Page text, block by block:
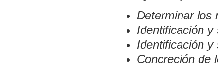
Determinar los
Identificación y
Identificación y
Concreción de